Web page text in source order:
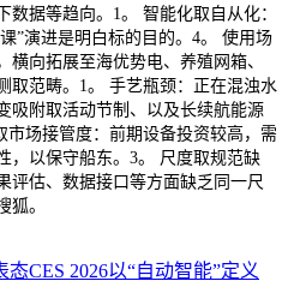
据等趋向。1。 智能化取自从化：
”演进是明白标的目的。4。 使用场
向拓展至海优势电、养殖网箱、
取范畴。1。 手艺瓶颈：正在混浊水
吸附取活动节制、以及长续航能源
市场接管度：前期设备投资较高，需
，以保守船东。3。 尺度取规范缺
评估、数据接口等方面缺乏同一尺
狐。
CES 2026以“自动智能”定义